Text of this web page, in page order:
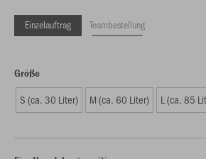
Einzelauftrag Teambestellung
Größe
S (ca. 30 Liter) M (ca. 60 Liter) L (ca. 85